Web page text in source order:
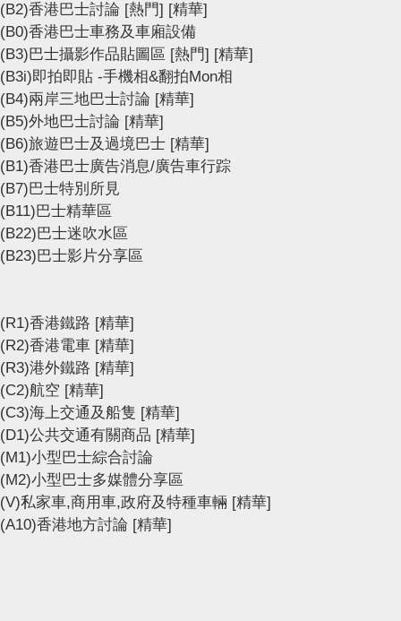
(B2)香港巴士討論 [熱門] [精華]
(B0)香港巴士車務及車廂設備
(B3)巴士攝影作品貼圖區 [熱門] [精華]
(B3i)即拍即貼 -手機相&翻拍Mon相
(B4)兩岸三地巴士討論 [精華]
(B5)外地巴士討論 [精華]
(B6)旅遊巴士及過境巴士 [精華]
(B1)香港巴士廣告消息/廣告車行踪
(B7)巴士特別所見
(B11)巴士精華區
(B22)巴士迷吹水區
(B23)巴士影片分享區
(R1)香港鐵路 [精華]
(R2)香港電車 [精華]
(R3)港外鐵路 [精華]
(C2)航空 [精華]
(C3)海上交通及船隻 [精華]
(D1)公共交通有關商品 [精華]
(M1)小型巴士綜合討論
(M2)小型巴士多媒體分享區
(V)私家車,商用車,政府及特種車輛 [精華]
(A10)香港地方討論 [精華]